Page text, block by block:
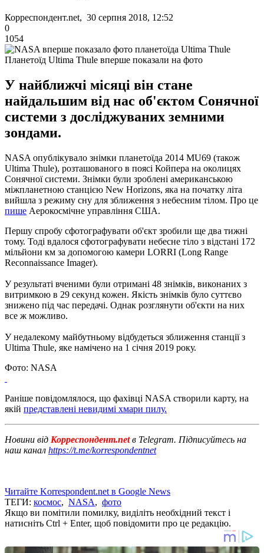
Корреспондент.net, 30 серпня 2018, 12:52
0
1054
Планетоїд Ultima Thule вперше показали на фото
У найближчі місяці він стане
найдальшим від нас об'єктом Сонячної
системи з досліджуваних земними
зондами.
NASA опублікувало знімки планетоїда 2014 MU69 (також
Ultima Thule), розташованого в поясі Койпера на околицях
Сонячної системи. Знімки були зроблені американською
міжпланетною станцією New Horizons, яка на початку літа
вийшла з режиму сну для зближення з небесним тілом. Про це
пише Аерокосмічне управління США.
Першу спробу сфотографувати об'єкт зробили ще два тижні
тому. Тоді вдалося сфотографувати небесне тіло з відстані 172
мільйони км за допомогою камери LORRI (Long Range
Reconnaissance Imager).
У результаті вченими були отримані 48 знімків, виконаних з
витримкою в 29 секунд кожен. Якість знімків було суттєво
знижено під час передачі. Однак розглянути об'єкти на них
все ж можливо.
У недалекому майбутньому відбудеться зближення станції з
Ultima Thule, яке намічено на 1 січня 2019 року.
Фото: NASA
Раніше повідомлялося, що фахівці NASA створили карту, на
якій представлені невидимі хмари пилу.
Новини від Корреспондент.netв Telegram. Підписуйтесь на
наш канал https://t.me/korrespondentnet
Читайте Korrespondent.net в Google News
ТЕГИ: космос, NASA, фото
Якщо ви помітили помилку, виділіть необхідний текст і
натисніть Ctrl + Enter, щоб повідомити про це редакцію.